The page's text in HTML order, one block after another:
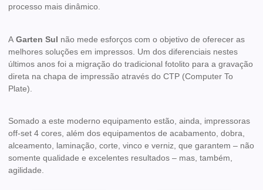
processo mais dinâmico.
A Garten Sul não mede esforços com o objetivo de oferecer as
melhores soluções em impressos. Um dos diferenciais nestes
últimos anos foi a migração do tradicional fotolito para a gravação
direta na chapa de impressão através do CTP (Computer To
Plate).
Somado a este moderno equipamento estão, ainda, impressoras
off-set 4 cores, além dos equipamentos de acabamento, dobra,
alceamento, laminação, corte, vinco e verniz, que garantem – não
somente qualidade e excelentes resultados – mas, também,
agilidade.